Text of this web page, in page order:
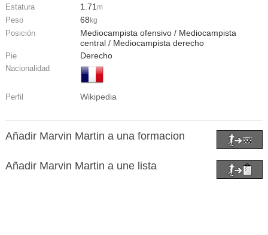
Estatura 1.71m
Peso 68 kg
Posición
Mediocampista ofensivo / Mediocampista
central / Mediocampista derecho
Pie Derecho
Nacionalidad
Perfil Wikipedia
Añadir Marvin Martin a una formacion
Añadir Marvin Martin a une lista